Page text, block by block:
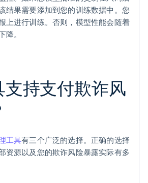
结果需要添加到您的训练数据中。您
上进行训练。否则，模型性能会随着
。
持支付欺诈风
工具有三个广泛的选择。正确的选择
资源以及您的欺诈风险暴露实际有多